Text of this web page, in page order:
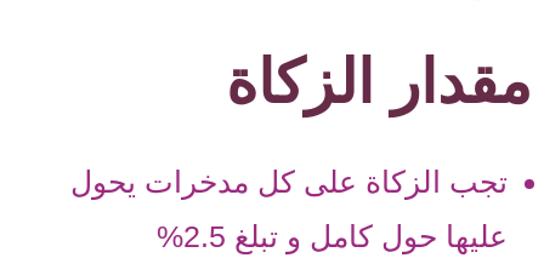
مقدار الزكاة
تجب الزكاة على كل مدخرات يحول
عليها حول كامل و تبلغ 2.5%